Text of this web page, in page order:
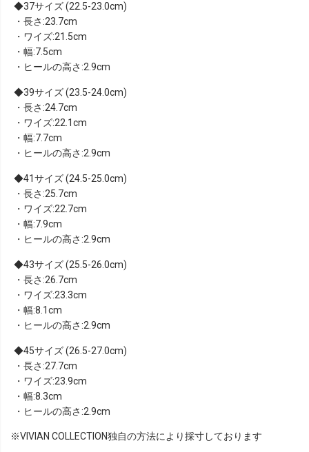
37サイズ (22.5-23.0cm)
・長さ:23.7cm
・ワイズ:21.5cm
・幅:7.5cm
・ヒールの高さ:2.9cm
39サイズ (23.5-24.0cm)
・長さ:24.7cm
・ワイズ:22.1cm
・幅:7.7cm
・ヒールの高さ:2.9cm
41サイズ (24.5-25.0cm)
・長さ:25.7cm
・ワイズ:22.7cm
・幅:7.9cm
・ヒールの高さ:2.9cm
43サイズ (25.5-26.0cm)
・長さ:26.7cm
・ワイズ:23.3cm
・幅:8.1cm
・ヒールの高さ:2.9cm
45サイズ (26.5-27.0cm)
・長さ:27.7cm
・ワイズ:23.9cm
・幅:8.3cm
・ヒールの高さ:2.9cm
※VIVIAN COLLECTION独自の方法により採寸しております